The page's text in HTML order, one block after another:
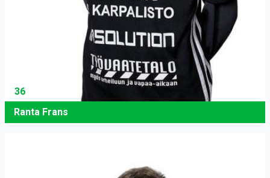
36
Ranta Frans